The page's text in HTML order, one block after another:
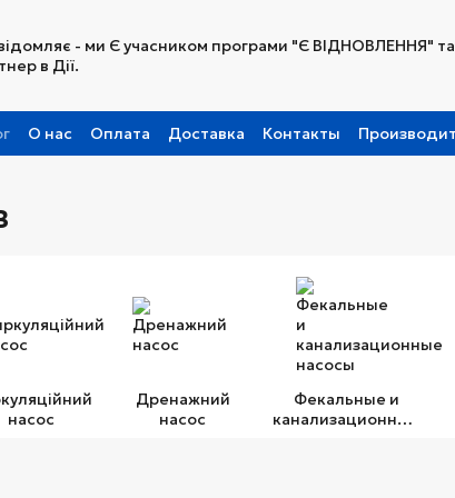
- ми Є учасником програми "Є ВІДНОВЛЕННЯ" та
в Дії.
О нас Оплата Доставка Контакты
программа
насос
Дренажний
насос
Фекальные и
канализационные